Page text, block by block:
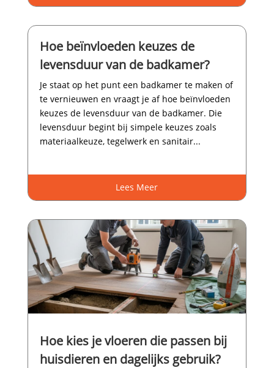
Hoe beïnvloeden keuzes de
levensduur van de badkamer?
Je staat op het punt een badkamer te maken of
te vernieuwen en vraagt je af hoe beïnvloeden
keuzes de levensduur van de badkamer.​ Die
levensduur begint bij simpele keuzes zoals
materiaalkeuze, tegelwerk en sanitair...
Lees Meer
Hoe kies je vloeren die passen bij
huisdieren en dagelijks gebruik?